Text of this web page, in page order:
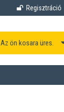
Regisztráció
Az ön kosara üres.